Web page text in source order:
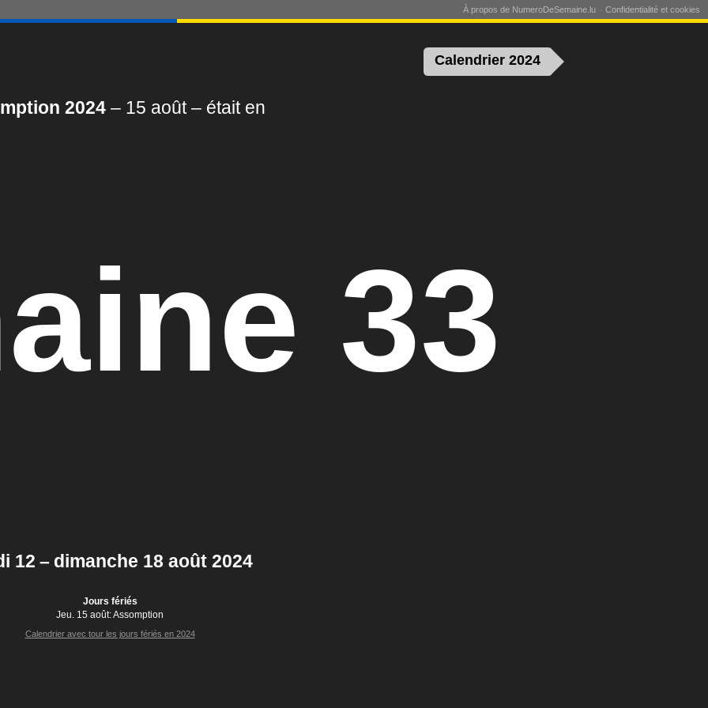
2024– 15 août – était en
33
12 – dimanche 18 août 2024
Jours fériés
Jeu. 15 août:Assomption
Calendrier avec tour les jours fériés en 2024
Calendrier 2024
À propos de NumeroDeSemaine.lu Confidentialité et cookies